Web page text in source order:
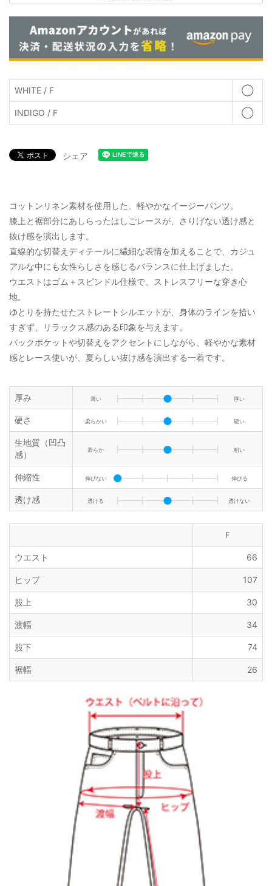
WHITE / F ◯
INDIGO / F ◯
シェア
コットンリネン素材を使用した、軽やかなイージーパンツ。
膝上と裾部分にあしらったはしごレースが、さりげない透け感と
抜け感を演出します。
直線的な切替えディテールに繊細な表情を加えることで、カジュ
アルな中にも女性らしさを感じるバランスに仕上げました。
ウエストはゴム＋スピンドル仕様で、ストレスフリーな穿き心
地。
ゆとりを持たせたストレートシルエットが、身体のラインを拾い
すぎず、リラックス感のある印象を与えます。
バックポケットや切替えをアクセントにしながら、軽やかな素材
感とレース使いが、夏らしい抜け感を演出する一着です。
厚み 薄い 厚い
硬さ 柔らかい 硬い
生地質（凹凸
感）
滑らか 粗い
伸縮性 伸びない 伸びる
透け感 透ける 透けない
Ｆ
ウエスト 66
ヒップ 107
股上 30
渡幅 34
股下 74
裾幅 26